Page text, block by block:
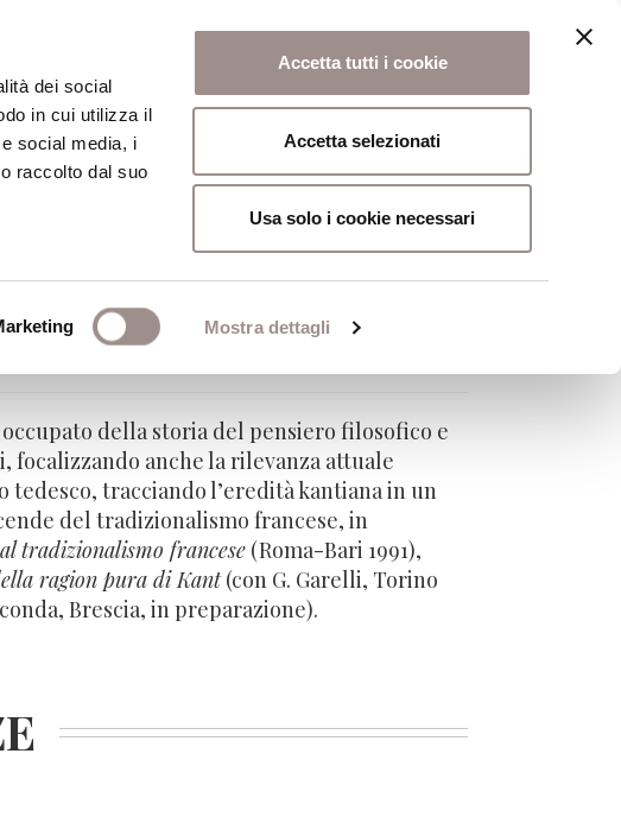
dei social
in cui utilizza il
social media, i
raccolto dal suo
Mostra dettagli
Accetta tutti i cookie
Accetta selezionati
Usa solo i cookie necessari
Religiosi Scuola Alti Studi
della storia del pensiero filosofico e
anche la rilevanza attuale
tracciando l’eredità kantiana in un
del tradizionalismo francese, in
tradizionalismo francese (Roma-Bari 1991),
ragion pura di Kant(con G. Garelli, Torino
Brescia, in preparazione).